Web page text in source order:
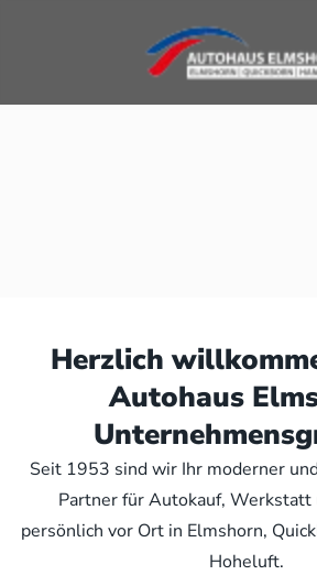
Herzlich
Autohaus
Seit 1953 sind wir Ihr moderner
Partner für Autokauf,
persönlich vor Ort in Elmshorn,
Hoheluft.